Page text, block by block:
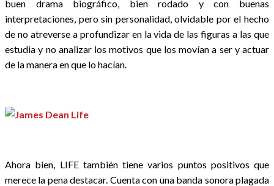
buen drama biográfico, bien rodado y con buenas
interpretaciones, pero sin personalidad, olvidable por el hecho
de no atreverse a profundizar en la vida de las figuras a las que
estudia y no analizar los motivos que los movían a ser y actuar
de la manera en que lo hacían.
Ahora bien, LIFE también tiene varios puntos positivos que
merece la pena destacar. Cuenta con una banda sonora plagada